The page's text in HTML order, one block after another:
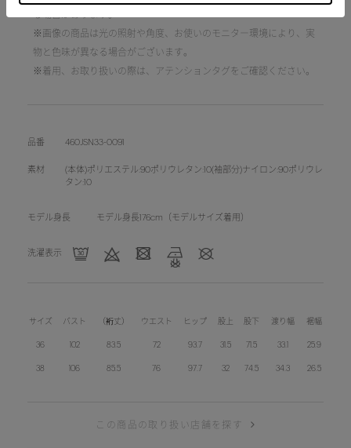
※画像の商品は光の照射や角度、お使いのモニター環境により、実
物と色味が異なる場合がございます。
※着用、お取り扱いの際は、アテンションタグをご確認ください。
品番 460JSN33-0091
素材
(本体)ポリエステル:90ポリウレタン:10(袖部分)ナイロン:90ポリウレ
タン:10
モデル身長 モデル身長176cm（モデルサイズ着用）
洗濯表示
サイズ バスト （裄丈） ウエスト ヒップ 股上 股下 渡り幅 裾幅
36 102 83.5 72 93.7 31.5 71.5 33.1 25.9
38 106 85.5 76 97.7 32 74.5 34.3 26.5
この商品の取り扱い店舗を探す